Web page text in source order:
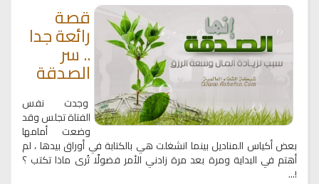
قصة
رائعة جدا
.. سر
الصدقة
وجدت نفس
الفتاة تجلس وقد
وضعت أمامها
بعض أكياس المناديل بينما انشغلت هي بالكتابة في أوراق بيدها ، لم
أهتم في البداية ومرة بعد مرة زادني الأمر فضولًا تُرى ماذا تكتب ؟
!...